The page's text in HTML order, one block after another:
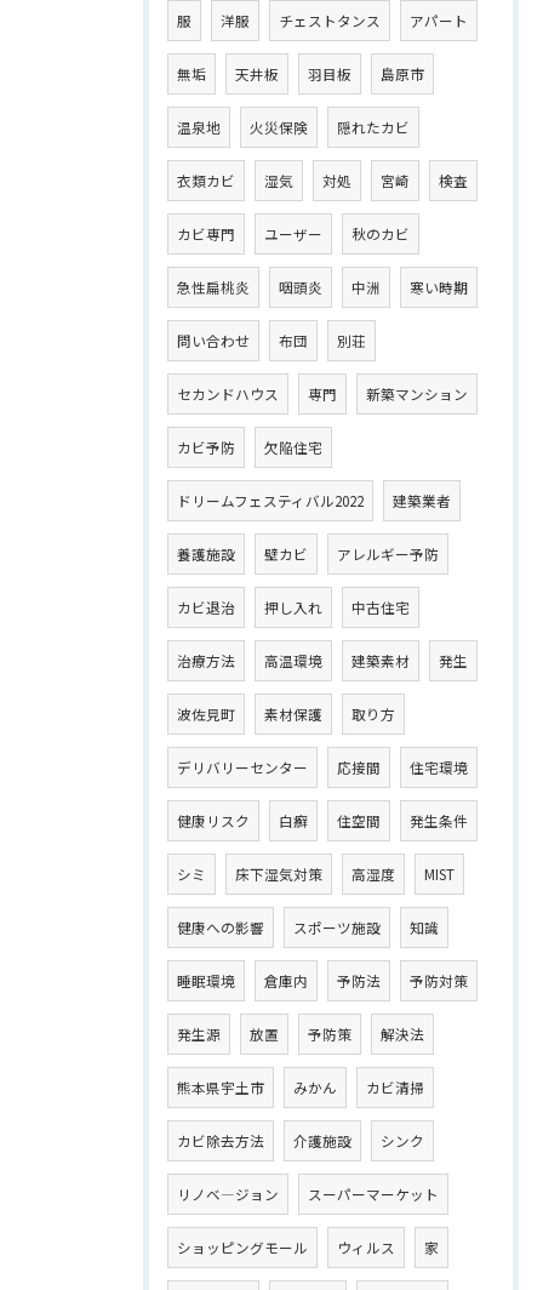
服 洋服 チェストタンス アパート
無垢 天井板 羽目板 島原市
温泉地 火災保険 隠れたカビ
衣類カビ 湿気 対処 宮崎 検査
カビ専門 ユーザー 秋のカビ
急性扁桃炎 咽頭炎 中洲 寒い時期
問い合わせ 布団 別荘
セカンドハウス 専門 新築マンション
カビ予防 欠陥住宅
ドリームフェスティバル2022 建築業者
養護施設 壁カビ アレルギー予防
カビ退治 押し入れ 中古住宅
治療方法 高温環境 建築素材 発生
波佐見町 素材保護 取り方
デリバリーセンター 応接間 住宅環境
健康リスク 白癬 住空間 発生条件
シミ 床下湿気対策 高湿度 MIST
健康への影響 スポーツ施設 知識
睡眠環境 倉庫内 予防法 予防対策
発生源 放置 予防策 解決法
熊本県宇土市 みかん カビ清掃
カビ除去方法 介護施設 シンク
リノベ―ジョン スーパーマーケット
ショッピングモール ウィルス 家